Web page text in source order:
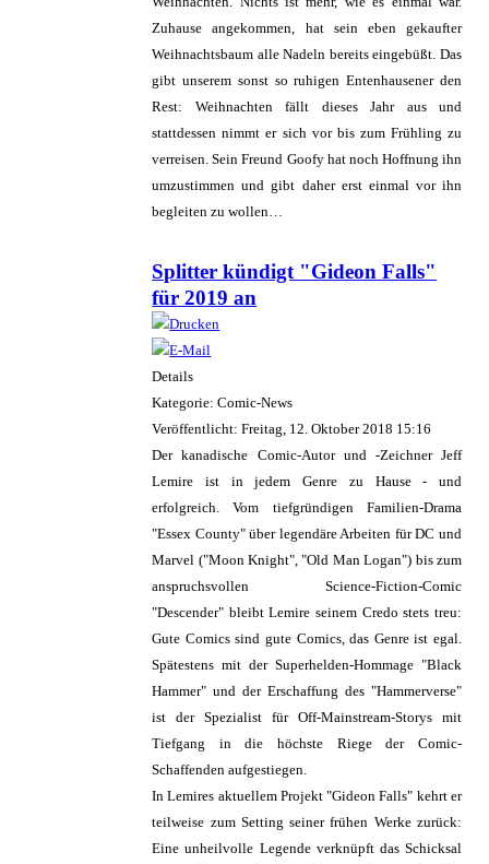
Zuhause angekommen, hat sein eben gekaufter
Weihnachtsbaum alle Nadeln bereits eingebüßt. Das
gibt unserem sonst so ruhigen Entenhausener den
Rest: Weihnachten fällt dieses Jahr aus und
stattdessen nimmt er sich vor bis zum Frühling zu
verreisen. Sein Freund Goofy hat noch Hoffnung ihn
umzustimmen und gibt daher erst einmal vor ihn
begleiten zu wollen…
Splitter kündigt "Gideon Falls"
für 2019 an
Details
Kategorie: Comic-News
Veröffentlicht: Freitag, 12. Oktober 2018 15:16
Der kanadische Comic-Autor und -Zeichner Jeff
Lemire ist in jedem Genre zu Hause - und
erfolgreich. Vom tiefgründigen Familien-Drama
"Essex County" über legendäre Arbeiten für DC und
Marvel ("Moon Knight", "Old Man Logan") bis zum
anspruchsvollen Science-Fiction-Comic
"Descender" bleibt Lemire seinem Credo stets treu:
Gute Comics sind gute Comics, das Genre ist egal.
Spätestens mit der Superhelden-Hommage "Black
Hammer" und der Erschaffung des "Hammerverse"
ist der Spezialist für Off-Mainstream-Storys mit
Tiefgang in die höchste Riege der Comic-
Schaffenden aufgestiegen.
In Lemires aktuellem Projekt "Gideon Falls" kehrt er
teilweise zum Setting seiner frühen Werke zurück:
Eine unheilvolle Legende verknüpft das Schicksal